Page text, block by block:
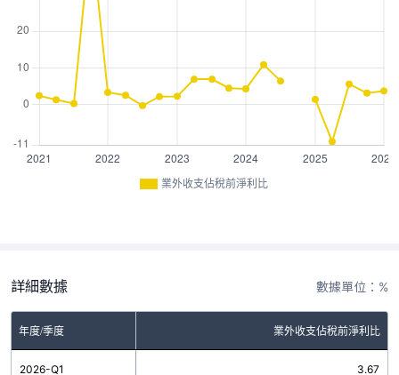
業外收支佔稅前淨利比
詳細數據 數據單位：%
年度/季度 業外收支佔稅前淨利比
2026-Q1 3.67